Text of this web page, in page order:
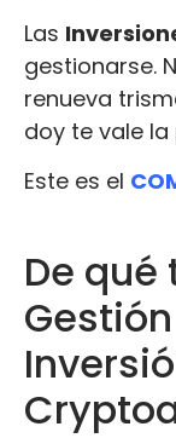
Las
gestionarse.
renueva
doy te vale la
Este es el
De qué